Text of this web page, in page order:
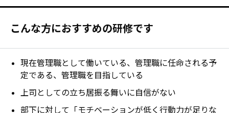
こんな方におすすめの研修です
現在管理職として働いている、管理職に任命される予
定である、管理職を目指している
上司としての立ち居振る舞いに自信がない
部下に対して「モチベーションが低く行動力が足りな